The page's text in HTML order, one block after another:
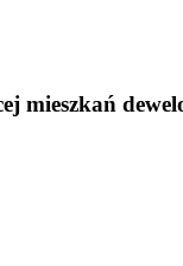
mieszkań